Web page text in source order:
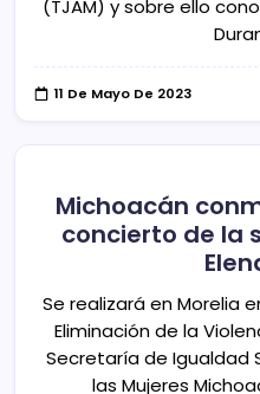
(TJAM) y sobre ello
11 De Mayo De 2023
Michoacán
concierto de la
Se realizará en Morelia
Eliminación de la
Secretaría de Igualdad
las Mujeres